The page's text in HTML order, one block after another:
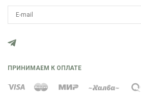
ПРИНИМАЕМ К ОПЛАТЕ